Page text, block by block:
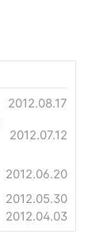
2012.08.17
2012.07.12
2012.06.20
2012.05.30
2012.04.03